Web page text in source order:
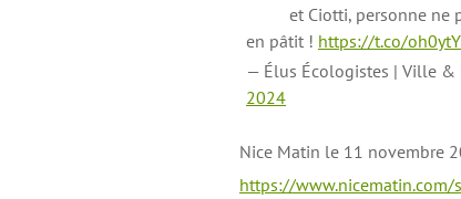
et Ciotti, personne ne
en pâtit ! https://t.co/
— Élus Écologistes | Ville &
2024
Nice Matin le 11 novembre
https://